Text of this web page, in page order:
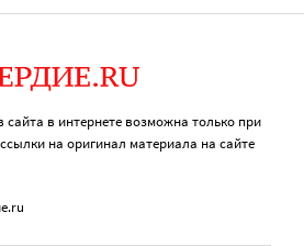
сайта в интернете возможна только при
на оригинал материала на сайте